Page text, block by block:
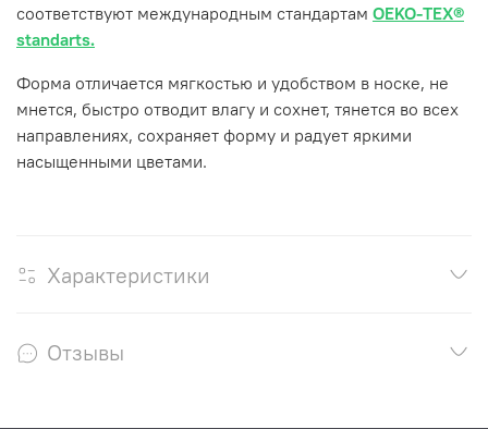
соответствуют международным стандартам OEKO-TEX®
standarts.
Форма отличается мягкостью и удобством в носке, не
мнется, быстро отводит влагу и сохнет, тянется во всех
направлениях, сохраняет форму и радует яркими
насыщенными цветами.
Характеристики
Отзывы